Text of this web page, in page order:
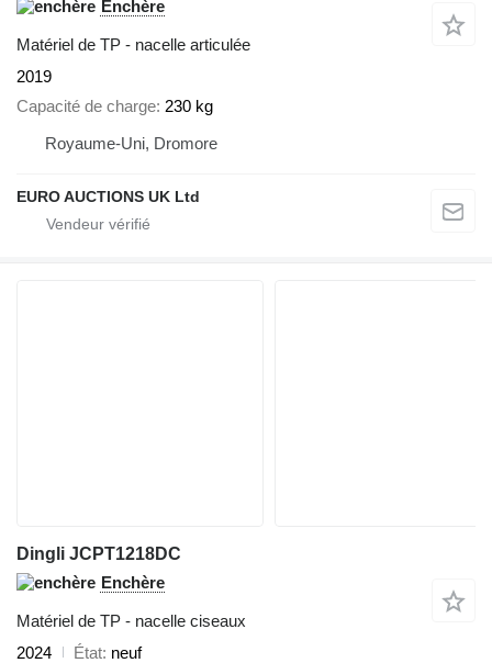
Enchère
Matériel de TP - nacelle articulée
2019
Capacité de charge 230 kg
Royaume-Uni, Dromore
EURO AUCTIONS UK Ltd
Dingli JCPT1218DC
Enchère
Matériel de TP - nacelle ciseaux
2024
État neuf